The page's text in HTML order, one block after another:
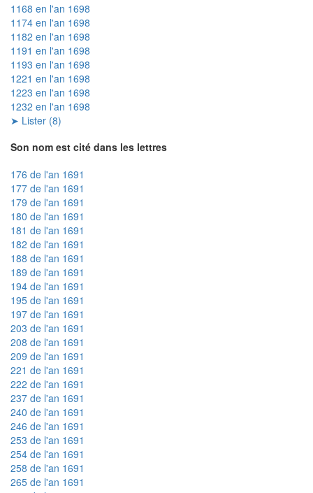
1168 en l'an 1698
1174 en l'an 1698
1182 en l'an 1698
1191 en l'an 1698
1193 en l'an 1698
1221 en l'an 1698
1223 en l'an 1698
1232 en l'an 1698
➤ Lister (8)
Son nom est cité dans les lettres
176 de l'an 1691
177 de l'an 1691
179 de l'an 1691
180 de l'an 1691
181 de l'an 1691
182 de l'an 1691
188 de l'an 1691
189 de l'an 1691
194 de l'an 1691
195 de l'an 1691
197 de l'an 1691
203 de l'an 1691
208 de l'an 1691
209 de l'an 1691
221 de l'an 1691
222 de l'an 1691
237 de l'an 1691
240 de l'an 1691
246 de l'an 1691
253 de l'an 1691
254 de l'an 1691
258 de l'an 1691
265 de l'an 1691